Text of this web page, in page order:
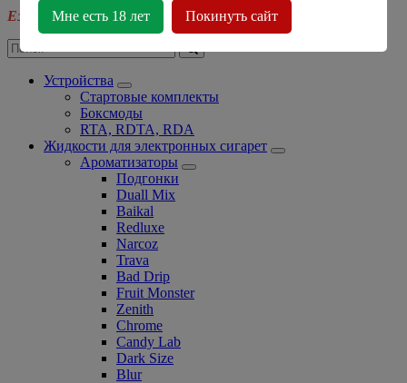
Ежедневно - 11:00 - 21:00
Устройства
Стартовые комплекты
Боксмоды
RTA, RDTA, RDA
Жидкости для электронных сигарет
Ароматизаторы
Подгонки
Duall Mix
Baikal
Redluxe
Narcoz
Trava
Bad Drip
Fruit Monster
Zenith
Chrome
Candy Lab
Dark Size
Blur
Мне есть 18 лет Покинуть сайт